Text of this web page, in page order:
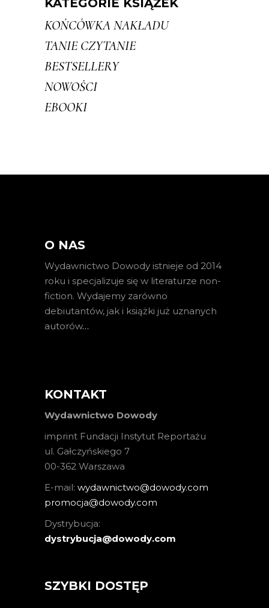
KATEGORIE KSIĄŻEK
KOŃCÓWKA NAKŁADU
TANIE CZYTANIE
BESTSELLERY
NOWOŚCI
EBOOKI
O NAS
Wydawnictwo Dowody istnieje od 2014
roku i specjalizuje się w literaturze non-
fiction. Wydajemy zarówno
debiutantów, jak i książki już uznanych
autorów…
KONTAKT
Wydawnictwo Dowody
imprint Fundacji Instytut Reportażu
ul. Gałczyńskiego 7
00-362 Warszawa
E-mail: wydawnictwo@dowody.com
promocja@dowody.com
Dystrybucja:
dystrybucja@dowody.com
SZYBKI DOSTĘP